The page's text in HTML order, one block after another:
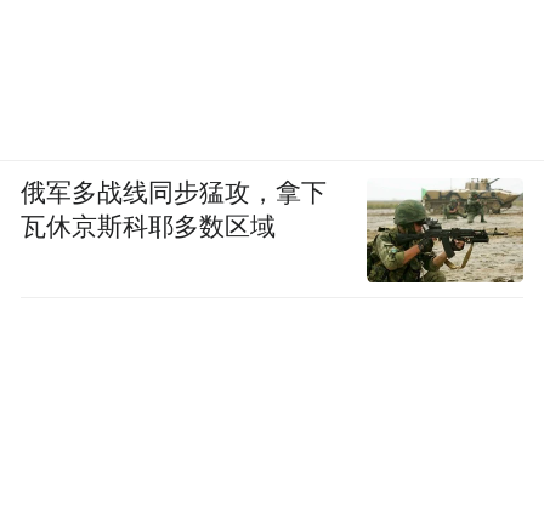
俄军多战线同步猛攻，拿下
瓦休京斯科耶多数区域